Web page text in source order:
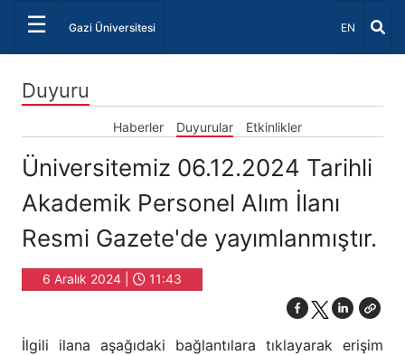
☰ Gazi Üniversitesi Dil Seçiniz
EN
Duyuru
Haberler Duyurular Etkinlikler
Üniversitemiz 06.12.2024 Tarihli
Akademik Personel Alım İlanı
Resmi Gazete'de yayımlanmıştır.
6 Aralık 2024 | 11:43
İlgili ilana aşağıdaki bağlantılara tıklayarak erişim